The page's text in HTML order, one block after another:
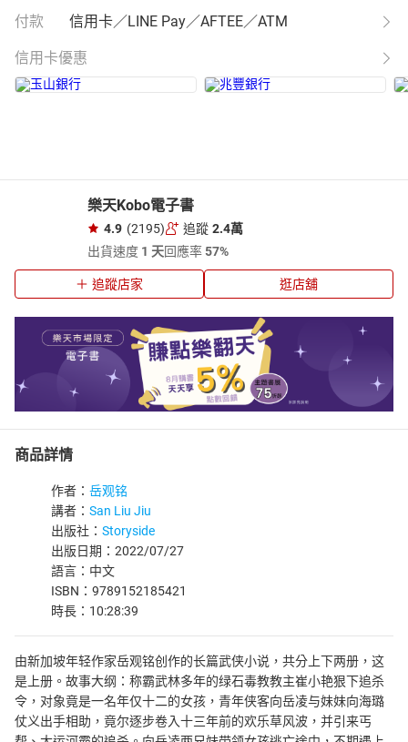
付款 信用卡／LINE Pay／AFTEE／ATM
信用卡優惠
樂天Kobo電子書
4.9 (2195) 追蹤 2.4萬
出貨速度 1 天回應率57%
追蹤店家 逛店舖
商品詳情
作者： 岳观铭
講者： San Liu Jiu
出版社： Storyside
出版日期：2022/07/27
語言：中文
ISBN：9789152185421
時長：10:28:39
由新加坡年轻作家岳观铭创作的长篇武侠小说，共分上下两册，这
是上册。故事大纲：称霸武林多年的绿石毒教教主崔小艳狠下追杀
令，对象竟是一名年仅十二的女孩，青年侠客向岳凌与妹妹向海璐
仗义出手相助，竟尔逐步卷入十三年前的欢乐草风波，并引来丐